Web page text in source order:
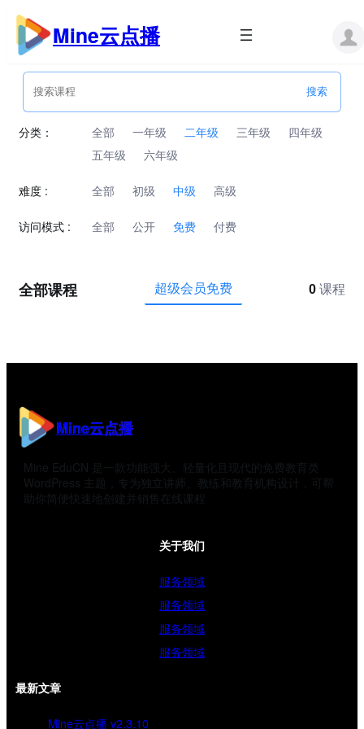
跳
内
Mine云点播
分类： 全部 一年级 二年级 三年级
四年级
五年级
六年级
难度 : 全部 初级 中级 高级
访问模式 : 全部 公开 免费 付费
全部课程 超级会员免费 0 课程
Mine云点播
Mine EduCN 是一款功能强大、轻量化且现代的免费教育类
WordPress 主题，专为独立讲师、教练和教育机构设计，可帮
助你简便快速地创建并销售在线课程
关于我们
服务领域
服务领域
服务领域
服务领域
最新文章
Mine云点播 v2.3.10